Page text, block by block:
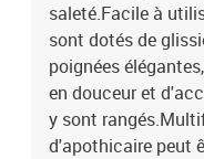
saleté.Facile à
sont dotés de
poignées
en douceur et
y sont
d'apothicaire peut